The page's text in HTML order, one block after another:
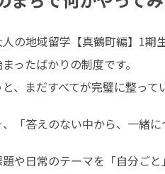
の地域留学【真鶴町編】1期
ったばかりの制度です。
、まだすべてが完璧に整って
「答えのない中から、一緒
題や日常のテーマを「自分ご